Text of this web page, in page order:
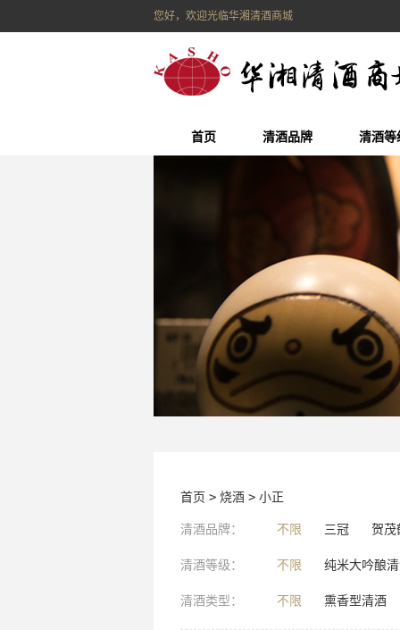
您好，欢迎光临华湘清酒商城
首页 清酒品牌 清酒等
首页 > 烧酒 > 小正
清酒品牌： 不限 三冠 贺茂
清酒等级： 不限 纯米大吟酿
清酒类型： 不限 熏香型清酒